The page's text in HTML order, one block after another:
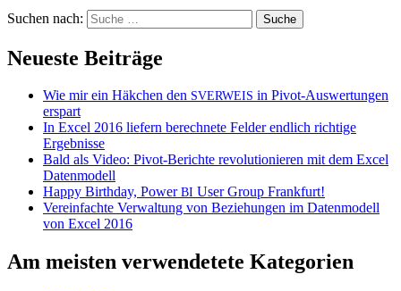
Suchen nach:
Neueste Beiträge
Wie mir ein Häkchen den SVERWEIS in Pivot-Auswertungen
erspart
In Excel 2016 liefern berechnete Felder endlich richtige
Ergebnisse
Bald als Video: Pivot-Berichte revolutionieren mit dem Excel
Datenmodell
Happy Birthday, PowerBI User Group Frankfurt!
Vereinfachte Verwaltung von Beziehungen im Datenmodell
von Excel 2016
Am meisten verwendetete Kategorien